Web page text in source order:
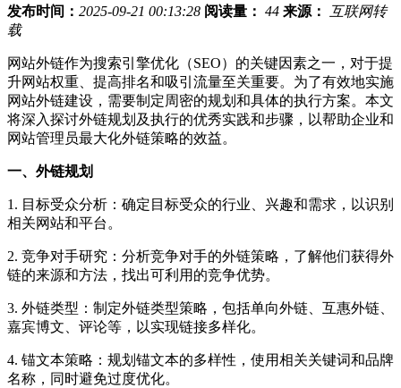
发布时间： 2025-09-21 00:13:28 阅读量： 44 来源： 互联网转
载
网站外链作为搜索引擎优化（SEO）的关键因素之一，对于提
升网站权重、提高排名和吸引流量至关重要。为了有效地实施
网站外链建设，需要制定周密的规划和具体的执行方案。本文
将深入探讨外链规划及执行的优秀实践和步骤，以帮助企业和
网站管理员最大化外链策略的效益。
一、外链规划
1. 目标受众分析：确定目标受众的行业、兴趣和需求，以识别
相关网站和平台。
2. 竞争对手研究：分析竞争对手的外链策略，了解他们获得外
链的来源和方法，找出可利用的竞争优势。
3. 外链类型：制定外链类型策略，包括单向外链、互惠外链、
嘉宾博文、评论等，以实现链接多样化。
4. 锚文本策略：规划锚文本的多样性，使用相关关键词和品牌
名称，同时避免过度优化。